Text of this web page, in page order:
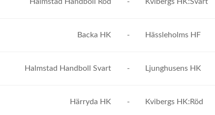
Backa HK - Hässleholms HF
Halmstad Handboll Svart - Ljunghusens HK
Härryda HK - Kvibergs HK:Röd